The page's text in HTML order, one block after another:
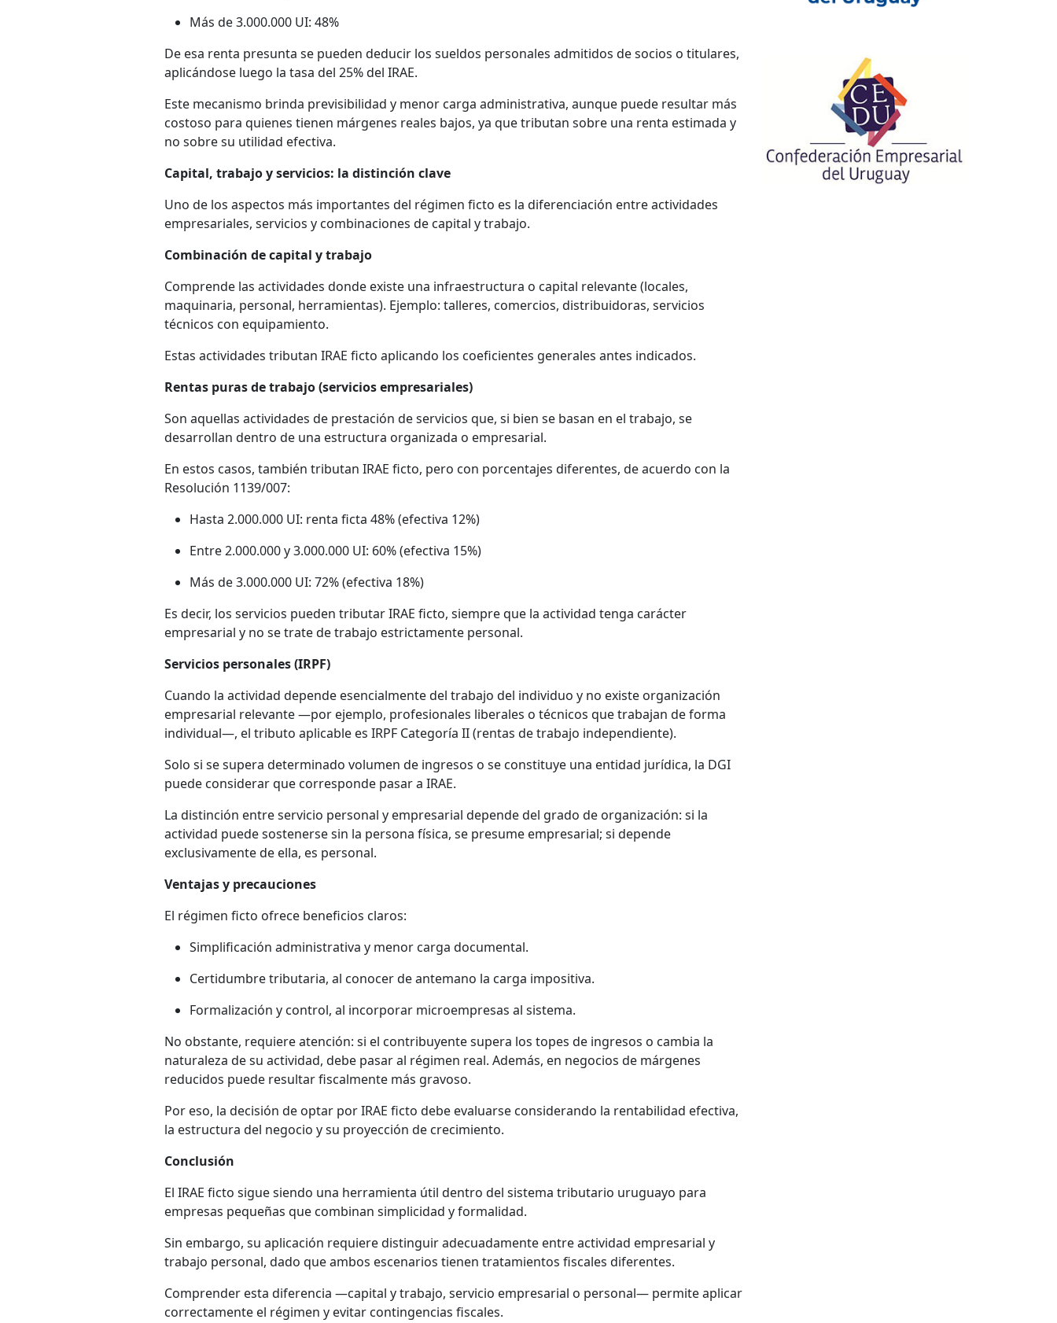
Más de 3.000.000 UI: 48%
De esa renta presunta se pueden deducir los sueldos personales admitidos de socios o titulares,
aplicándose luego la tasa del 25% del IRAE.
Este mecanismo brinda previsibilidad y menor carga administrativa, aunque puede resultar más
costoso para quienes tienen márgenes reales bajos, ya que tributan sobre una renta estimada y
no sobre su utilidad efectiva.
Capital, trabajo y servicios: la distinción clave
Uno de los aspectos más importantes del régimen ficto es la diferenciación entre actividades
empresariales, servicios y combinaciones de capital y trabajo.
Combinación de capital y trabajo
Comprende las actividades donde existe una infraestructura o capital relevante (locales,
maquinaria, personal, herramientas). Ejemplo: talleres, comercios, distribuidoras, servicios
técnicos con equipamiento.
Estas actividades tributan IRAE ficto aplicando los coeficientes generales antes indicados.
Rentas puras de trabajo (servicios empresariales)
Son aquellas actividades de prestación de servicios que, si bien se basan en el trabajo, se
desarrollan dentro de una estructura organizada o empresarial.
En estos casos, también tributan IRAE ficto, pero con porcentajes diferentes, de acuerdo con la
Resolución 1139/007:
Hasta 2.000.000 UI: renta ficta 48% (efectiva 12%)
Entre 2.000.000 y 3.000.000 UI: 60% (efectiva 15%)
Más de 3.000.000 UI: 72% (efectiva 18%)
Es decir, los servicios pueden tributar IRAE ficto, siempre que la actividad tenga carácter
empresarial y no se trate de trabajo estrictamente personal.
Servicios personales (IRPF)
Cuando la actividad depende esencialmente del trabajo del individuo y no existe organización
empresarial relevante —por ejemplo, profesionales liberales o técnicos que trabajan de forma
individual—, el tributo aplicable es IRPF Categoría II (rentas de trabajo independiente).
Solo si se supera determinado volumen de ingresos o se constituye una entidad jurídica, la DGI
puede considerar que corresponde pasar a IRAE.
La distinción entre servicio personal y empresarial depende del grado de organización: si la
actividad puede sostenerse sin la persona física, se presume empresarial; si depende
exclusivamente de ella, es personal.
Ventajas y precauciones
El régimen ficto ofrece beneficios claros:
Simplificación administrativa y menor carga documental.
Certidumbre tributaria, al conocer de antemano la carga impositiva.
Formalización y control, al incorporar microempresas al sistema.
No obstante, requiere atención: si el contribuyente supera los topes de ingresos o cambia la
naturaleza de su actividad, debe pasar al régimen real. Además, en negocios de márgenes
reducidos puede resultar fiscalmente más gravoso.
Por eso, la decisión de optar por IRAE ficto debe evaluarse considerando la rentabilidad efectiva,
la estructura del negocio y su proyección de crecimiento.
Conclusión
El IRAE ficto sigue siendo una herramienta útil dentro del sistema tributario uruguayo para
empresas pequeñas que combinan simplicidad y formalidad.
Sin embargo, su aplicación requiere distinguir adecuadamente entre actividad empresarial y
trabajo personal, dado que ambos escenarios tienen tratamientos fiscales diferentes.
Comprender esta diferencia —capital y trabajo, servicio empresarial o personal— permite aplicar
correctamente el régimen y evitar contingencias fiscales.